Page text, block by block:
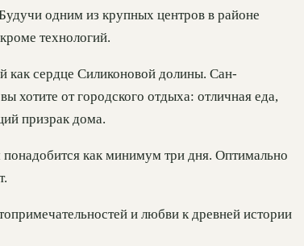
одним из крупных центров в районе
технологий.
как сердце Силиконовой долины. Сан-
хотите от городского отдыха: отличная еда,
призрак дома.
как минимум три дня. Оптимально
и любви к древней истории